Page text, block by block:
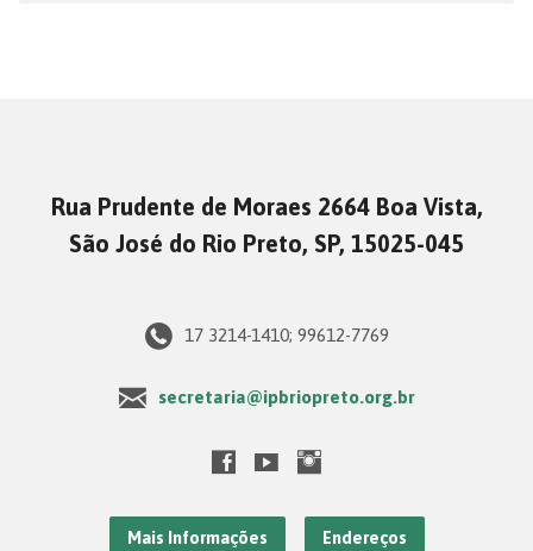
Rua Prudente de Moraes 2664 Boa Vista,
São José do Rio Preto, SP, 15025-045
17 3214-1410; 99612-7769
secretaria@ipbriopreto.org.br
Mais Informações Endereços